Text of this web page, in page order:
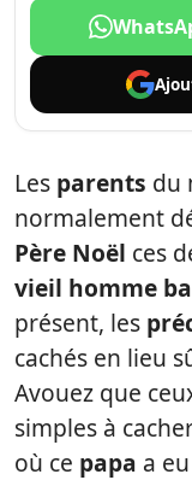
Les parents du
normalement
Père Noël ces
vieil homme
présent, les
cachés en lieu
Avouez que
simples à
où ce papa a